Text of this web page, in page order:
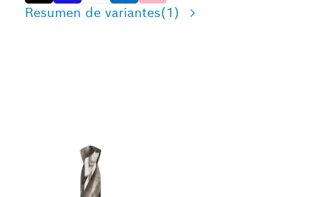
Resumen de variantes(1)